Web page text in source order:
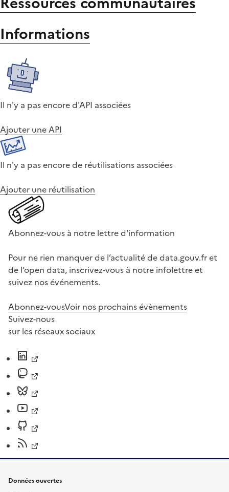
Informations
Il n'y a pas encore d'API associées
Ajouter une API
Il n'y a pas encore de réutilisations associées
Ajouter une réutilisation
Abonnez-vous à notre lettre d'information
Pour ne rien manquer de l’actualité de data.gouv.fr et
de l’open data, inscrivez-vous à notre infolettre et
suivez nos événements.
Abonnez-vousVoir nos prochains évènements
Suivez-nous
sur les réseaux sociaux
Données ouvertes